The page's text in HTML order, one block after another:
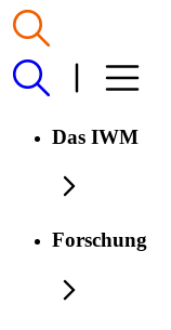
Das IWM
Forschung